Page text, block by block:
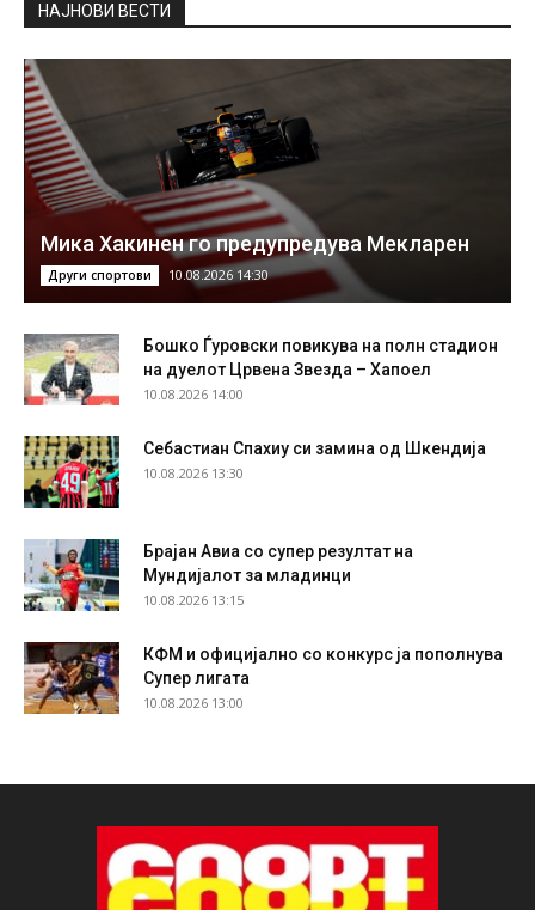
НAЈНОВИ ВЕСТИ
Мика Хакинен го предупредува Мекларен
Други спортови 10.08.2026 14:30
Бошко Ѓуровски повикува на полн стадион
на дуелот Црвена Звезда – Хапоел
10.08.2026 14:00
Себастиан Спахиу си замина од Шкендија
10.08.2026 13:30
Брајан Авиа со супер резултат на
Мундијалот за младинци
10.08.2026 13:15
КФМ и официјално со конкурс ја пополнува
Супер лигата
10.08.2026 13:00